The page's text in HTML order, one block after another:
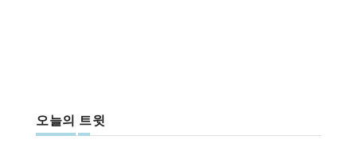
오늘의 트윗